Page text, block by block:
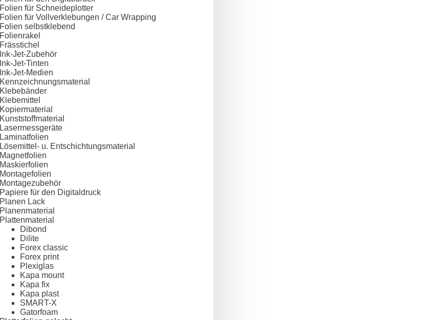
Folien für Schneideplotter
Folien für Vollverklebungen / Car Wrapping
Folien selbstklebend
Folienrakel
Frässtichel
Ink-Jet-Zubehör
Ink-Jet-Tinten
Ink-Jet-Medien
Kennzeichnungsmaterial
Klebebänder
Klebemittel
Kopiermaterial
Kunststoffmaterial
Lasermessgeräte
Laminatfolien
Lösemittel- u. Entschichtungsmaterial
Magnetfolien
Maskierfolien
Montagefolien
Montagezubehör
Papiere für den Digitaldruck
Planen Lack
Planenmaterial
Plattenmaterial
Dibond
Dilite
Forex classic
Forex print
Plexiglas
Kapa mount
Kapa fix
Kapa plast
SMART-X
Gatorfoam